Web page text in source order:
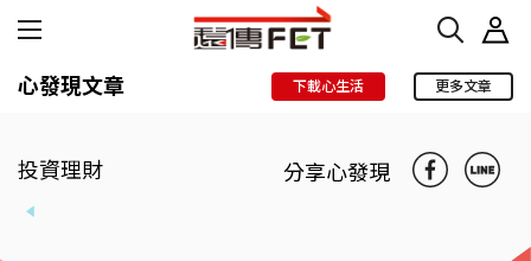
心發現文章 下載心生活 更多文章
投資理財 分享心發現